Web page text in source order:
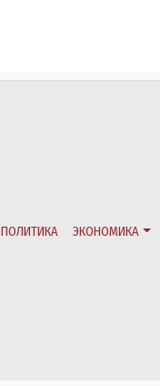
ПОЛИТИКА ЭКОНОМИКА